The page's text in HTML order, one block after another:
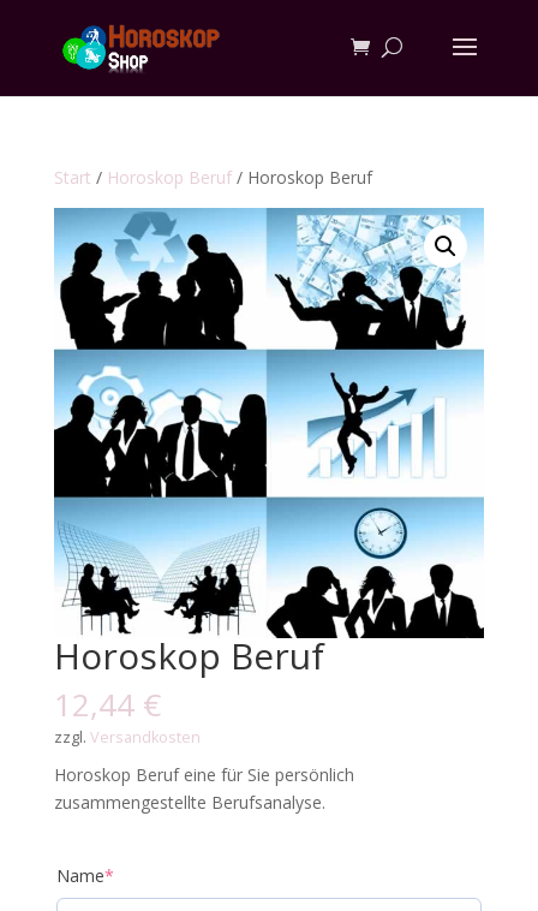
Start / Horoskop Beruf/ Horoskop Beruf
Horoskop Beruf
12,44 €
zzgl. Versandkosten
Horoskop Beruf eine für Sie persönlich
zusammengestellte Berufsanalyse.
Name*